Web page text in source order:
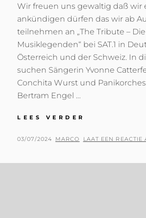
Wir freuen uns gewaltig daß wir
ankündigen dürfen das wir ab
teilnehmen an „The Tribute –
Musiklegenden“ bei SAT.1 in
Österreich und der Schweiz. In
suchen Sängerin Yvonne
Conchita Wurst und
Bertram Engel …
LEES VERDER
BEI
GEPLAATST
03/07/2024 BY
MARCO LAAT EEN REACTIE